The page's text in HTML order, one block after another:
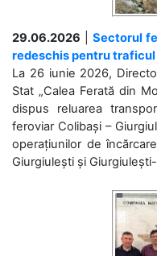
29.06.2026
Sectorul
redeschis pentru traficul
La 26 iunie 2026,
Stat „Calea Ferată din
dispus reluarea
feroviar Colibași –
operațiunilor de
Giurgiulești și